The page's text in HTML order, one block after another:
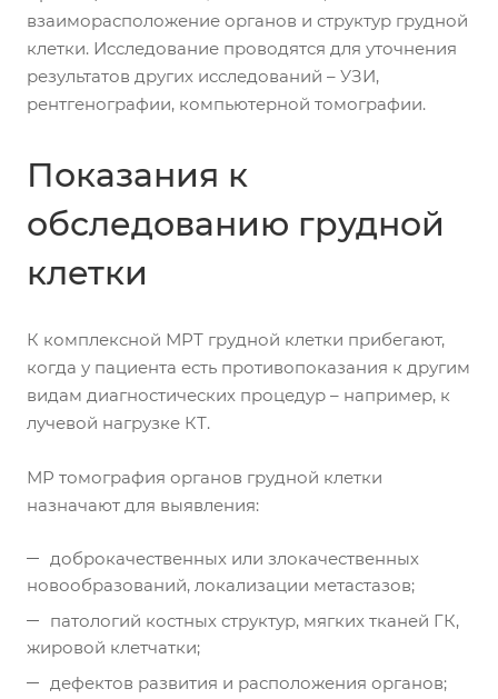
взаиморасположение органов и структур грудной
клетки. Исследование проводятся для уточнения
результатов других исследований – УЗИ,
рентгенографии, компьютерной томографии.
Показания к
обследованию грудной
клетки
К комплексной МРТ грудной клетки прибегают,
когда у пациента есть противопоказания к другим
видам диагностических процедур – например, к
лучевой нагрузке КТ.
МР томография органов грудной клетки
назначают для выявления:
доброкачественных или злокачественных
новообразований, локализации метастазов;
патологий костных структур, мягких тканей ГК,
жировой клетчатки;
дефектов развития и расположения органов;